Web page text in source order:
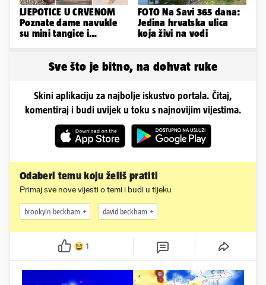
LJEPOTICE U CRVENOM
Poznate dame navukle
su mini tangice i
FOTO Na Savi 365 dana:
Jedina hrvatska ulica
koja živi na vodi
Sve što je bitno, na dohvat ruke
Skini aplikaciju za najbolje iskustvo portala. Čitaj,
komentiraj i budi uvijek u toku s najnovijim vijestima.
Odaberi temu koju želiš pratiti
Primaj sve nove vijesti o temi i budi u tijeku
brookyln beckham david beckham
1